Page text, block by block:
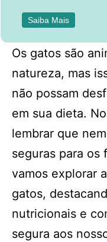
Saiba Mais
Os gatos são
natureza, mas
não possam
em sua dieta.
lembrar que
seguras para os
vamos explorar
gatos,
nutricionais e
segura aos